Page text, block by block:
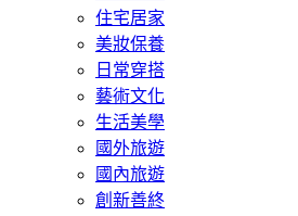
住宅居家
美妝保養
日常穿搭
藝術文化
生活美學
國外旅遊
國內旅遊
創新善終